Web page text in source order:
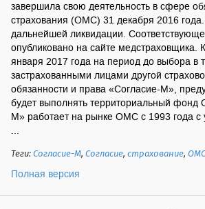
завершила свою деятельность в сфере
страхования (ОМС) 31 декабря 2016
дальнейшей ликвидации.
опубликовано на сайте медстраховщика.
января 2017 года на период до выбора в
застрахованными лицами другой
обязанности и права «Согласие-М»,
будет выполнять территориальный
М» работает на рынке ОМС с 1993 года с
...
Теги:Согласие-М,Согласие,страхование,ОМС
Полная версия